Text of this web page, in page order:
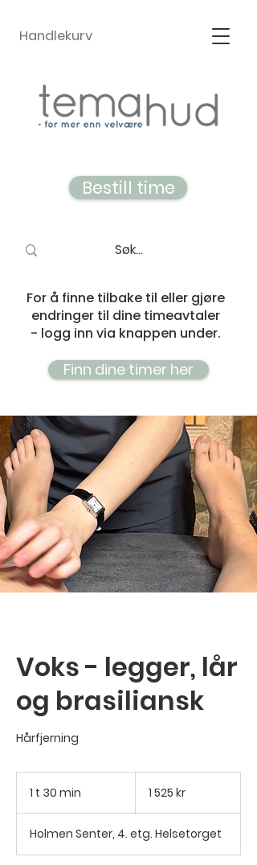
Bestill time
Finn dine timer her
For å finne tilbake til eller gjøre
endringer til dine timeavtaler
- logg inn via knappen under.
Handlekurv
Voks - legger, lår
og brasiliansk
Hårfjerning
1 t 30 min
m
i
kroner1 525 kr
Holmen Senter, 4. etg. Helsetorget